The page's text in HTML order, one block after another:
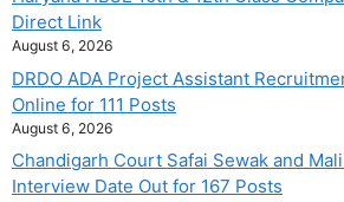
Direct Link
August 6, 2026
DRDO ADA Project Assistant
Online for 111 Posts
August 6, 2026
Chandigarh Court Safai Sewak and
Interview Date Out for 167 Posts